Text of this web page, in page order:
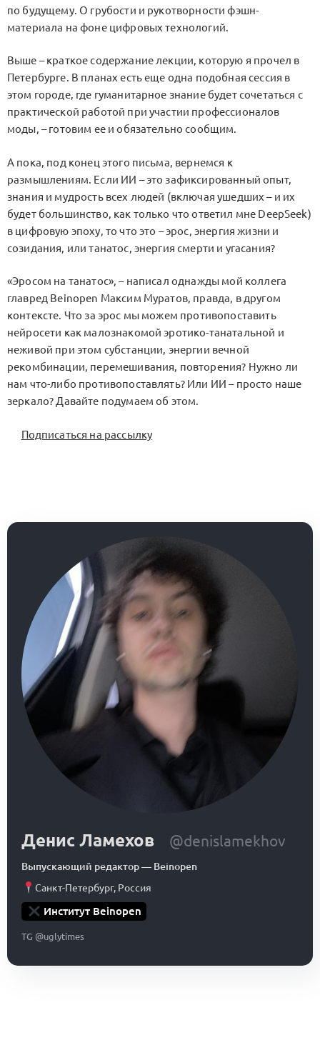
по будущему. О грубости и рукотворности фэшн-
материала на фоне цифровых технологий.
Выше – краткое содержание лекции, которую я прочел в
Петербурге. В планах есть еще одна подобная сессия в
этом городе, где гуманитарное знание будет сочетаться с
практической работой при участии профессионалов
моды, – готовим ее и обязательно сообщим.
А пока, под конец этого письма, вернемся к
размышлениям. Если ИИ – это зафиксированный опыт,
знания и мудрость всех людей (включая ушедших – и их
будет большинство, как только что ответил мне DeepSeek)
в цифровую эпоху, то что это – эрос, энергия жизни и
созидания, или танатос, энергия смерти и угасания?
«Эросом на танатос», – написал однажды мой коллега
главред Beinopen Максим Муратов, правда, в другом
контексте. Что за эрос мы можем противопоставить
нейросети как малознакомой эротико-танатальной и
неживой при этом субстанции, энергии вечной
рекомбинации, перемешивания, повторения? Нужно ли
нам что-либо противопоставлять? Или ИИ – просто наше
зеркало? Давайте подумаем об этом.
Подписаться на рассылку
Денис Ламехов @denislamekhov
Выпускающий редактор— Beinopen
Санкт-Петербург, Россия
Институт Beinopen
TG @uglytimes